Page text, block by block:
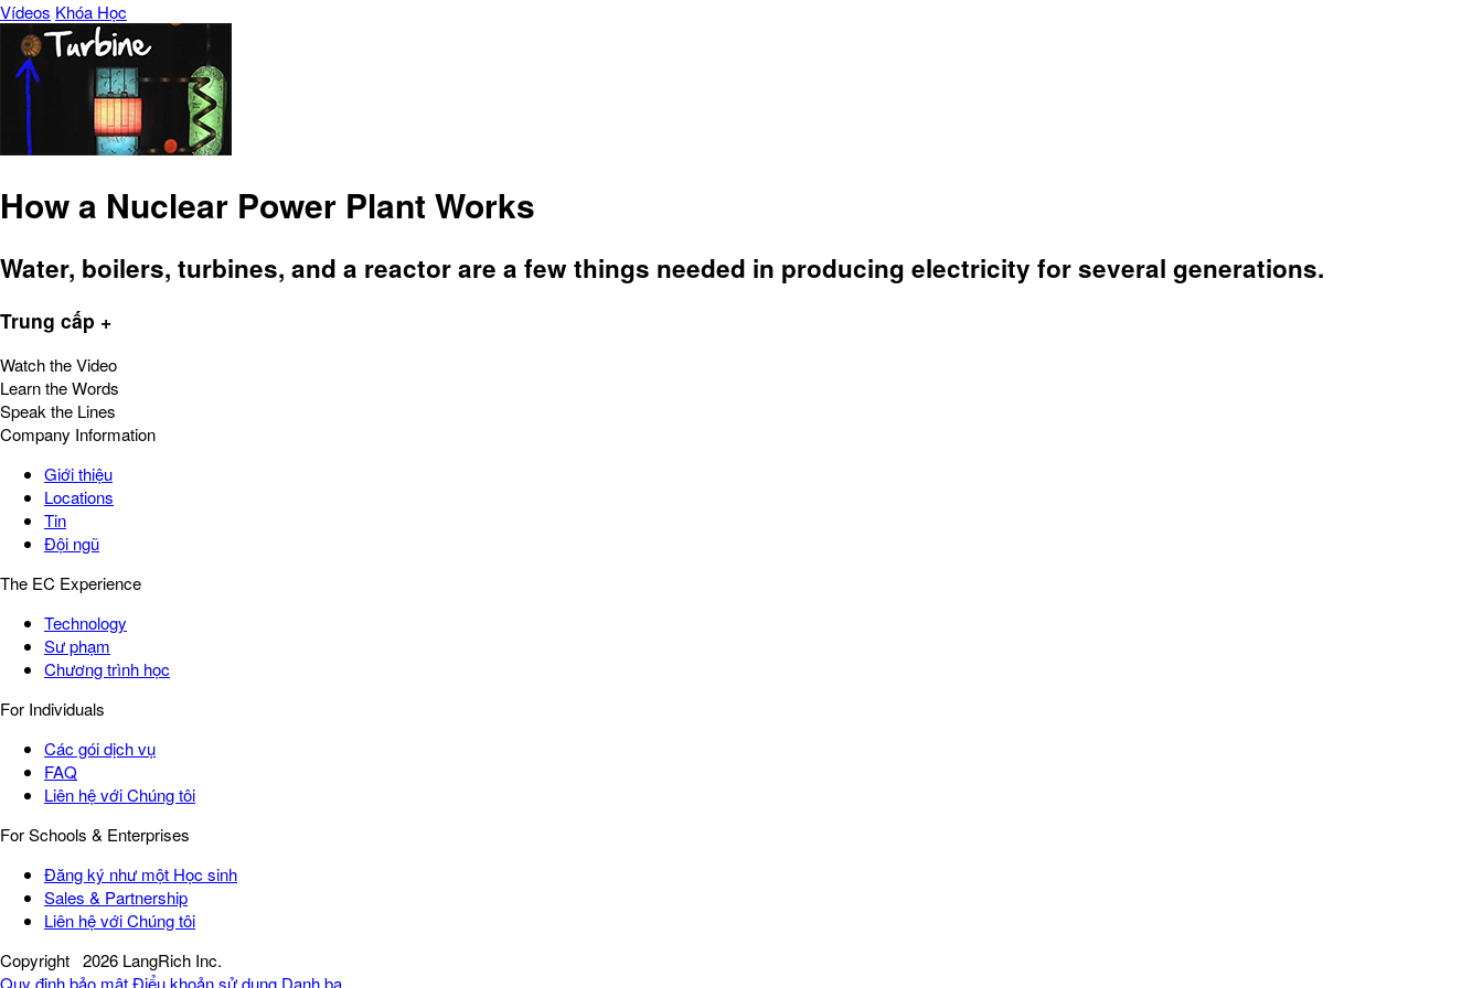
Vídeos Khóa Học
How a Nuclear Power Plant Works
Water, boilers, turbines, and a reactor are a few things needed in producing electricity for several generations.
Trung cấp +
Watch the Video
Learn the Words
Speak the Lines
Company Information
Giới thiệu
Locations
Tin
Đội ngũ
The EC Experience
Technology
Sư phạm
Chương trình học
For Individuals
Các gói dịch vụ
FAQ
Liên hệ với Chúng tôi
For Schools & Enterprises
Đăng ký như một Học sinh
Sales & Partnership
Liên hệ với Chúng tôi
Copyright 2026 LangRich Inc.